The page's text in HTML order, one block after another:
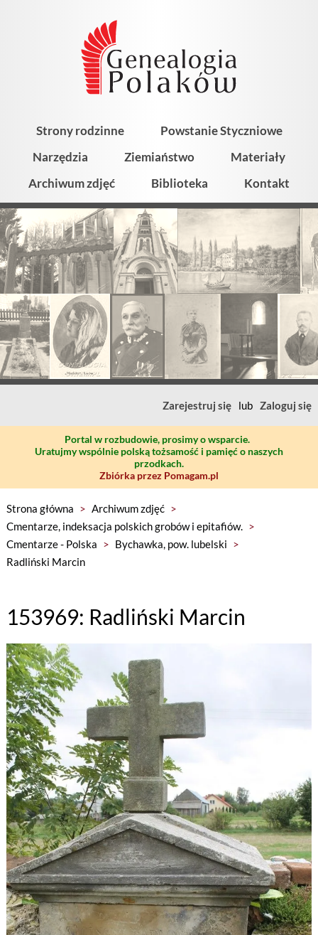
Strony rodzinne
Powstanie Styczniowe
Narzędzia
Ziemiaństwo
Materiały
Archiwum zdjęć
Biblioteka Kontakt
Zarejestruj się lub Zaloguj się
Portal w rozbudowie, prosimy o wsparcie.
Uratujmy wspólnie polską tożsamość i pamięć o naszych
przodkach.
Zbiórka przez Pomagam.pl
Strona główna > Archiwum zdjęć >
Cmentarze, indeksacja polskich grobów i epitafiów. >
Cmentarze - Polska > Bychawka, pow. lubelski >
Radliński Marcin
153969: Radliński Marcin